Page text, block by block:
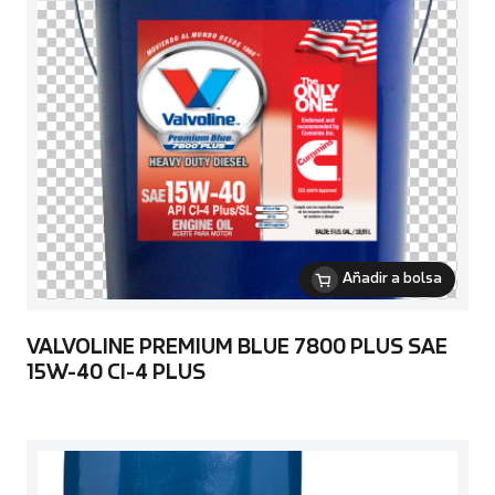
Añadir a bolsa
VALVOLINE PREMIUM BLUE 7800 PLUS SAE
15W-40 CI-4 PLUS